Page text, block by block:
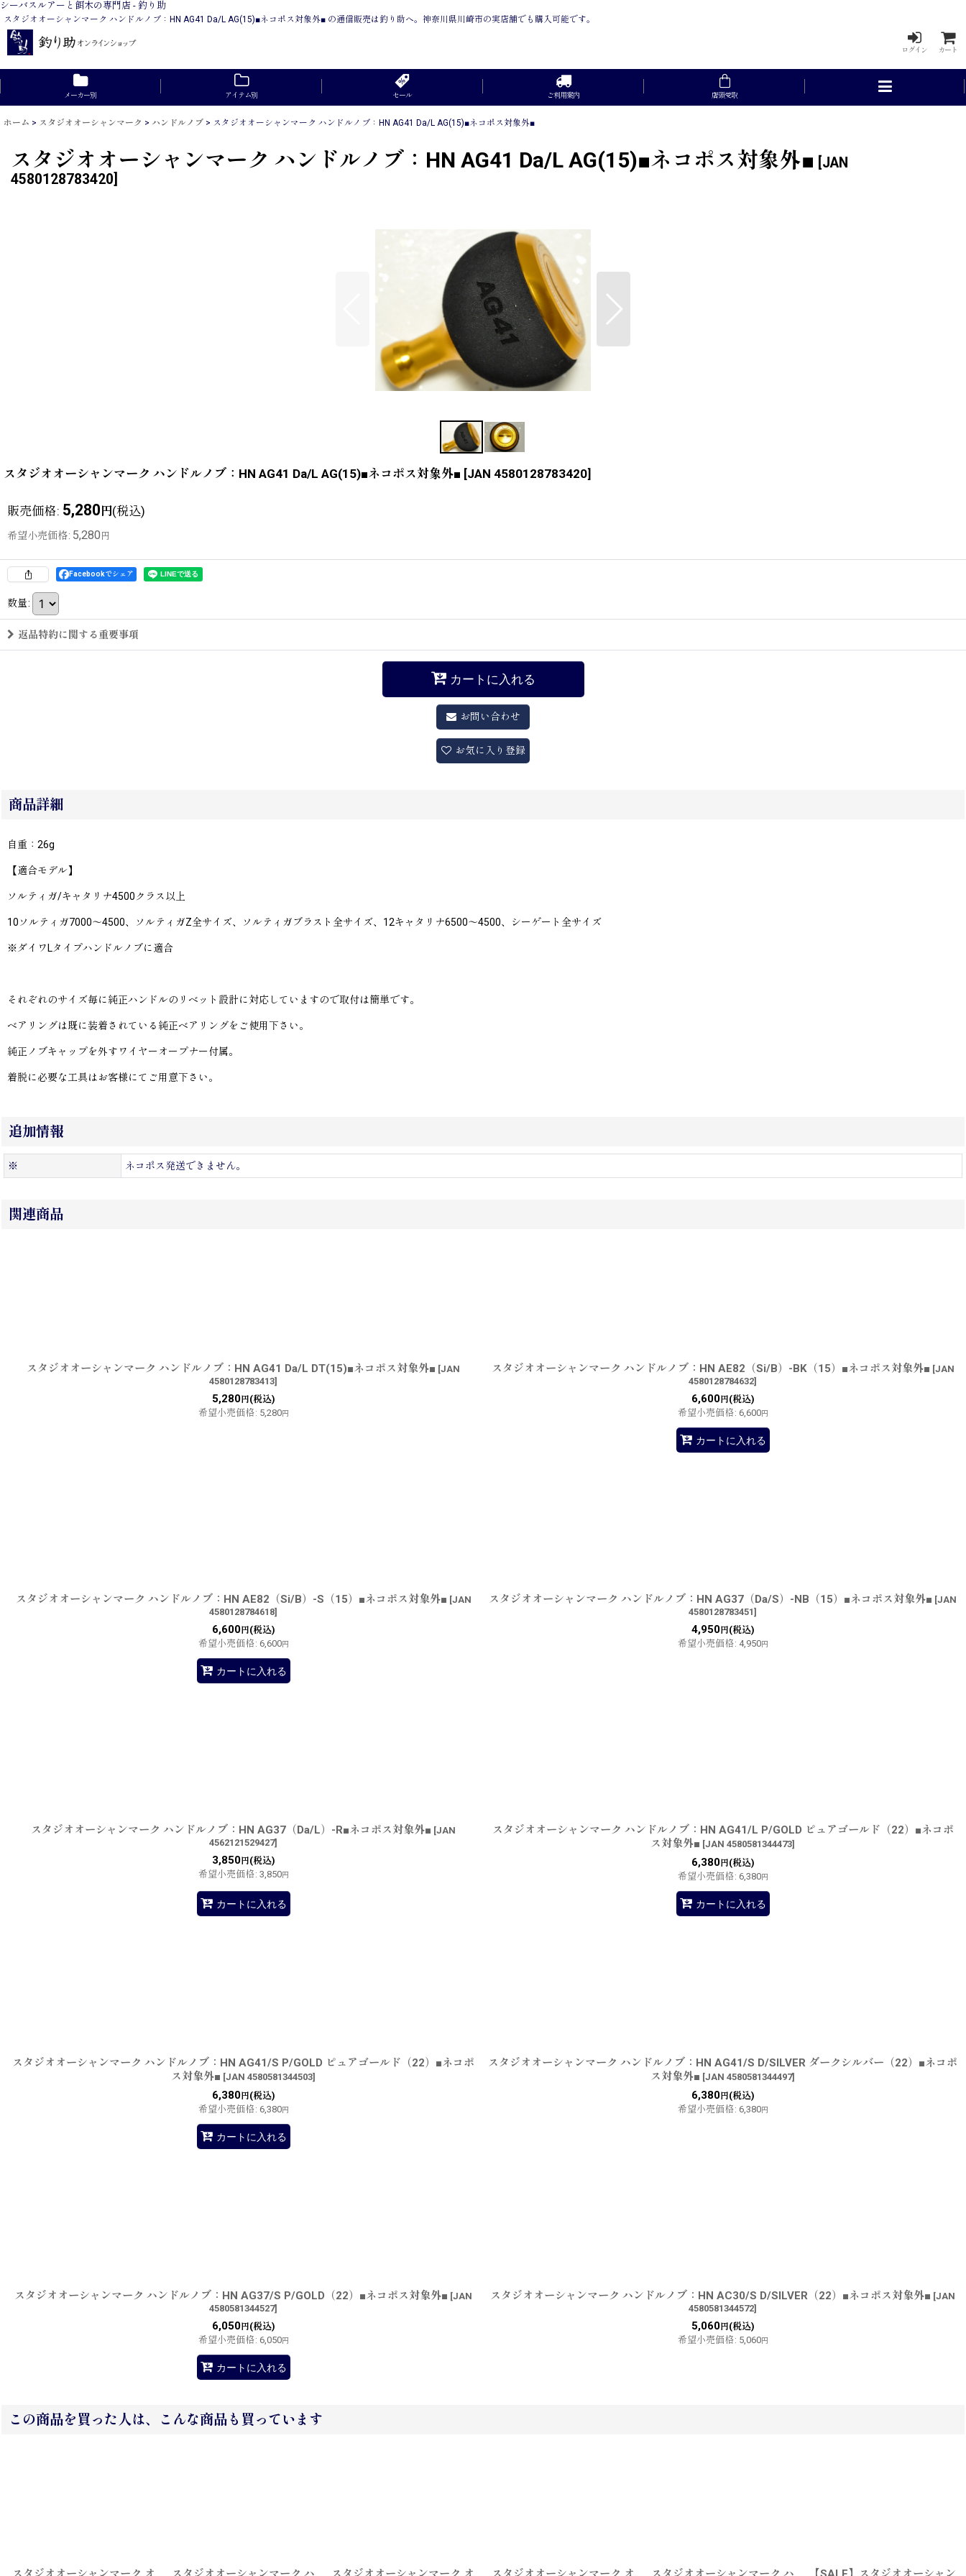
シーバスルアーと餌木の専門店 - 釣り助
スタジオオーシャンマーク ハンドルノブ：HN AG41 Da/L AG(15)■ネコポス対象外■ の通信販売は釣り助へ。神奈川県川崎市の実店舗でも購入可能です。
ログイン カート
メーカー別 アイテム別 セール ご利用案内 店頭受取
ホーム > スタジオオーシャンマーク > ハンドルノブ > スタジオオーシャンマーク ハンドルノブ：HN AG41 Da/L AG(15)■ネコポス対象外■
スタジオオーシャンマーク ハンドルノブ：HN AG41 Da/L AG(15)■ネコポス対象外■
JAN
4580128783420
スタジオオーシャンマーク ハンドルノブ：HN AG41 Da/L AG(15)■ネコポス対象外■ [JAN 4580128783420]
販売価格: 5,280円(税込)
希望小売価格: 5,280 円
Facebookでシェア
数量:
返品特約に関する重要事項
カートに入れる
お問い合わせ
お気に入り登録
商品詳細
自重：26g
【適合モデル】
ソルティガ/キャタリナ4500クラス以上
10ソルティガ7000〜4500、ソルティガZ全サイズ、ソルティガブラスト全サイズ、12キャタリナ6500〜4500、シーゲート全サイズ
※ダイワLタイプハンドルノブに適合
それぞれのサイズ毎に純正ハンドルのリベット設計に対応していますので取付は簡単です。
ベアリングは既に装着されている純正ベアリングをご使用下さい。
純正ノブキャップを外すワイヤーオープナー付属。
着脱に必要な工具はお客様にてご用意下さい。
追加情報
※ ネコポス発送できません。
関連商品
スタジオオーシャンマーク ハンドルノブ：HN AG41 Da/L DT(15)■ネコポス対象外■ [JAN
4580128783413]
5,280円(税込)
希望小売価格: 5,280円
スタジオオーシャンマーク ハンドルノブ：HN AE82（Si/B）-BK（15）■ネコポス対象外■ [JAN
4580128784632]
6,600円(税込)
希望小売価格: 6,600円
カートに入れる
スタジオオーシャンマーク ハンドルノブ：HN AE82（Si/B）-S（15）■ネコポス対象外■ [JAN
4580128784618]
6,600円(税込)
希望小売価格: 6,600円
カートに入れる
スタジオオーシャンマーク ハンドルノブ：HN AG37（Da/S）-NB（15）■ネコポス対象外■ [JAN
4580128783451]
4,950円(税込)
希望小売価格: 4,950円
スタジオオーシャンマーク ハンドルノブ：HN AG37（Da/L）-R■ネコポス対象外■ [JAN
4562121529427]
3,850円(税込)
希望小売価格: 3,850円
カートに入れる
スタジオオーシャンマーク ハンドルノブ：HN AG41/L P/GOLD ピュアゴールド（22）■ネコポ
ス対象外■ [JAN 4580581344473]
6,380円(税込)
希望小売価格: 6,380円
カートに入れる
スタジオオーシャンマーク ハンドルノブ：HN AG41/S P/GOLD ピュアゴールド（22）■ネコポ
ス対象外■ [JAN 4580581344503]
6,380円(税込)
希望小売価格: 6,380円
カートに入れる
スタジオオーシャンマーク ハンドルノブ：HN AG41/S D/SILVER ダークシルバー（22）■ネコポ
ス対象外■ [JAN 4580581344497]
6,380円(税込)
希望小売価格: 6,380円
スタジオオーシャンマーク ハンドルノブ：HN AG37/S P/GOLD（22）■ネコポス対象外■ [JAN
4580581344527]
6,050円(税込)
希望小売価格: 6,050円
カートに入れる
スタジオオーシャンマーク ハンドルノブ：HN AC30/S D/SILVER（22）■ネコポス対象外■ [JAN
4580581344572]
5,060円(税込)
希望小売価格: 5,060円
この商品を買った人は、こんな商品も買っています